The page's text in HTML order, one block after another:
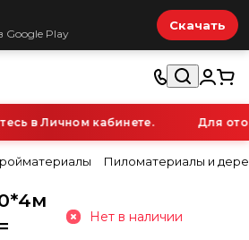
Play
Скачать
в Личном кабинете. Для
Пиломатериалы и
Нет в наличии